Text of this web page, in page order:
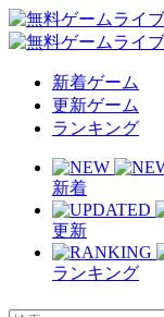
新着ゲーム
更新ゲーム
ランキング
新着
更新
ランキング